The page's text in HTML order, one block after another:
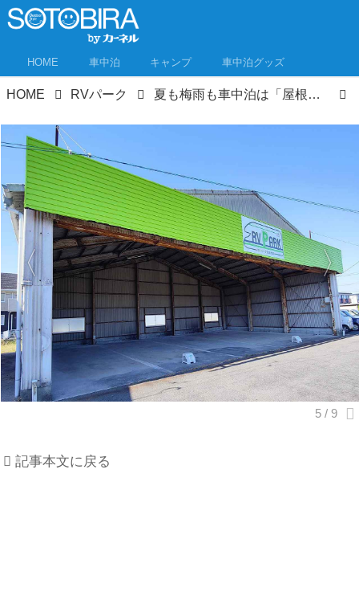
HOME 車中泊 キャンプ 車中泊グッズ
HOME RVパーク 夏も梅雨も車中泊は「屋根付きRVパーク」がおすすめ！ 屋内型RVパーク3選 日差しや雨をブロック！
記事本文に戻る